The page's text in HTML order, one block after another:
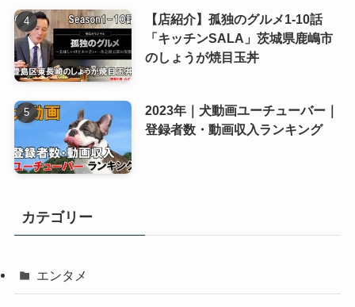
【店紹介】孤独のグルメ1-10話
「キッチンSALA」茨城県鹿嶋市
のしょうが焼目玉丼
2023年｜犬動画ユーチューバー｜
登録者数・動画収入ランキング
カテゴリー
エンタメ